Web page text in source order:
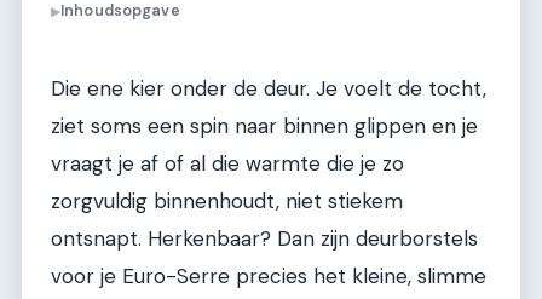
▶Inhoudsopgave
Die ene kier onder de deur. Je voelt de tocht,
ziet soms een spin naar binnen glippen en je
vraagt je af of al die warmte die je zo
zorgvuldig binnenhoudt, niet stiekem
ontsnapt. Herkenbaar? Dan zijn deurborstels
voor je Euro-Serre precies het kleine, slimme